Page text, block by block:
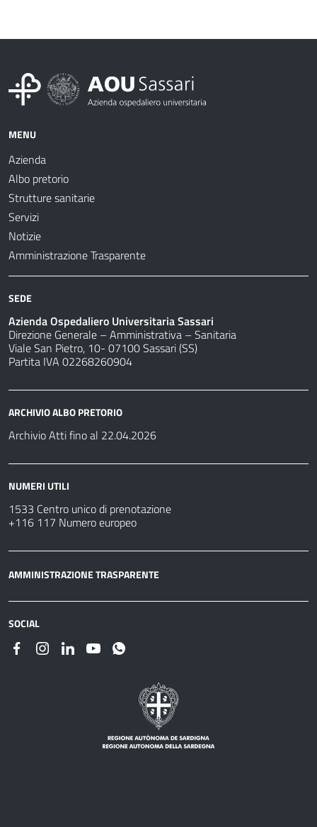
MENU
Azienda
Albo pretorio
Strutture sanitarie
Servizi
Notizie
Amministrazione Trasparente
SEDE
Azienda Ospedaliero Universitaria Sassari
Direzione Generale – Amministrativa – Sanitaria
Viale San Pietro, 10- 07100 Sassari (SS)
Partita IVA 02268260904
ARCHIVIO ALBO PRETORIO
Archivio Atti fino al 22.04.2026
NUMERI UTILI
1533 Centro unico di prenotazione
+116 117 Numero europeo
AMMINISTRAZIONE TRASPARENTE
SOCIAL